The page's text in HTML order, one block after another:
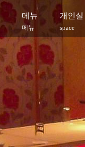
메뉴
메뉴
개인실
space